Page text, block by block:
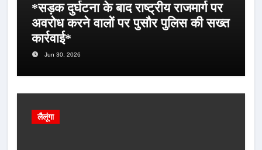
*सड़क दुर्घटना के बाद राष्ट्रीय राजमार्ग पर
अवरोध करने वालों पर पुसौर पुलिस की सख्त
कार्रवाई*
Jun 30, 2026
लैलूंगा